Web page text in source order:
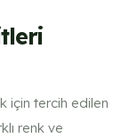
için tercih edilen
renk ve